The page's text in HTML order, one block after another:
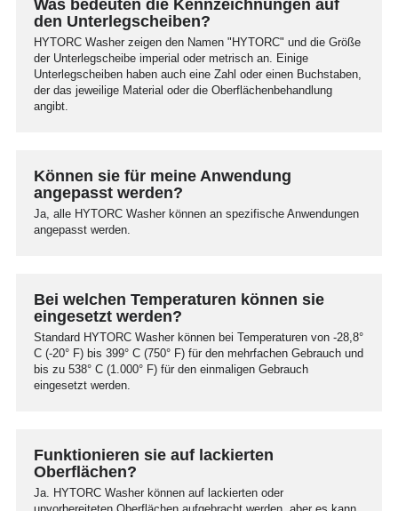
Was bedeuten die Kennzeichnungen auf
den Unterlegscheiben?
HYTORC Washer zeigen den Namen "HYTORC" und die Größe
der Unterlegscheibe imperial oder metrisch an. Einige
Unterlegscheiben haben auch eine Zahl oder einen Buchstaben,
der das jeweilige Material oder die Oberflächenbehandlung
angibt.
Können sie für meine Anwendung
angepasst werden?
Ja, alle HYTORC Washer können an spezifische Anwendungen
angepasst werden.
Bei welchen Temperaturen können sie
eingesetzt werden?
Standard HYTORC Washer können bei Temperaturen von -28,8°
C (-20° F) bis 399° C (750° F) für den mehrfachen Gebrauch und
bis zu 538° C (1.000° F) für den einmaligen Gebrauch
eingesetzt werden.
Funktionieren sie auf lackierten
Oberflächen?
Ja. HYTORC Washer können auf lackierten oder